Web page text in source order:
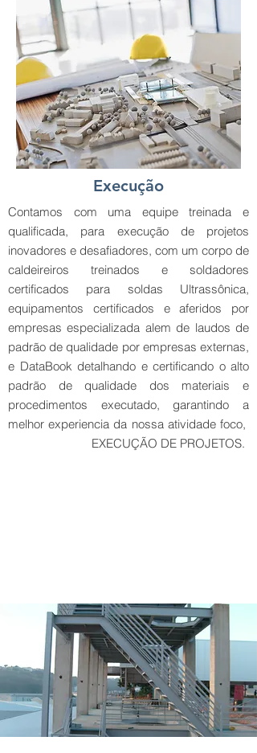
Execução
Contamos com uma equipe treinada e
qualificada, para execução de projetos
inovadores e desafiadores, com um corpo de
caldeireiros treinados e soldadores
certificados para soldas Ultrassônica,
equipamentos certificados e aferidos por
empresas especializada alem de laudos de
padrão de qualidade por empresas externas,
e DataBook detalhando e certificando o alto
padrão de qualidade dos materiais e
procedimentos executado, garantindo a
melhor experiencia da nossa atividade foco,
EXECUÇÃO DE PROJETOS.